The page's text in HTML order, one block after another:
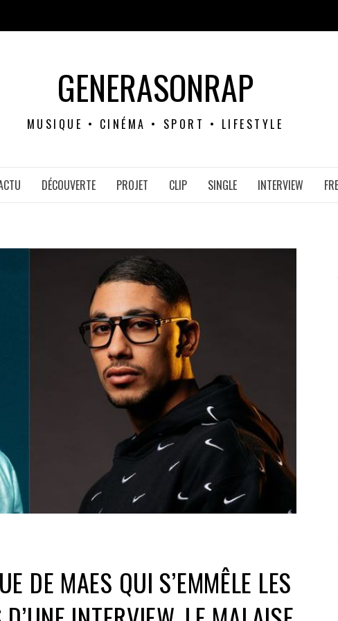
GENERASONRAP
MUSIQUE • CINÉMA • SPORT • LIFESTYLE
DÉCOUVERTE PROJET CLIP SINGLE INTERVIEW
DE MAES QUI S’EMMÊLE LES